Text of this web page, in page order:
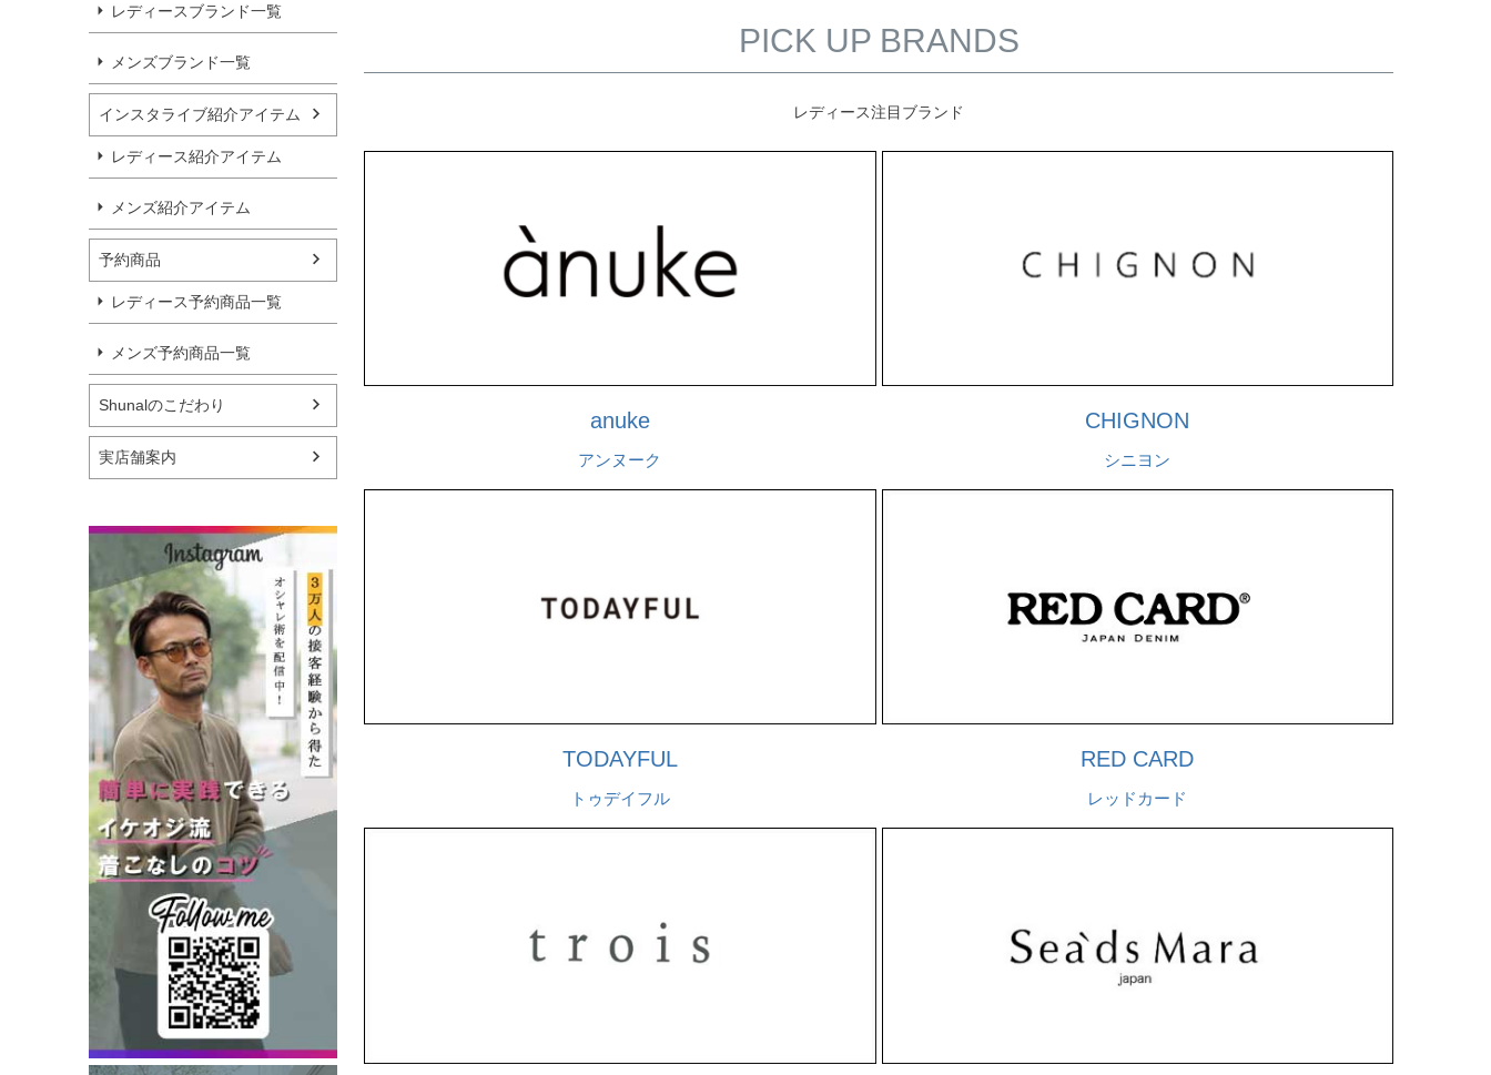
レディースブランド一覧
メンズブランド一覧
インスタライブ紹介アイテム
レディース紹介アイテム
メンズ紹介アイテム
予約商品
レディース予約商品一覧
メンズ予約商品一覧
Shunalのこだわり
実店舗案内
PICK UP BRANDS
レディース注目ブランド
anuke
アンヌーク
CHIGNON
シニヨン
TODAYFUL
トゥデイフル
RED CARD
レッドカード